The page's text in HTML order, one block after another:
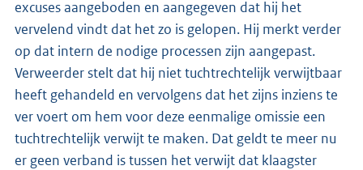
excuses aangeboden en aangegeven dat hij het
vervelend vindt dat het zo is gelopen. Hij merkt verder
op dat intern de nodige processen zijn aangepast.
Verweerder stelt dat hij niet tuchtrechtelijk verwijtbaar
heeft gehandeld en vervolgens dat het zijns inziens te
ver voert om hem voor deze eenmalige omissie een
tuchtrechtelijk verwijt te maken. Dat geldt te meer nu
er geen verband is tussen het verwijt dat klaagster